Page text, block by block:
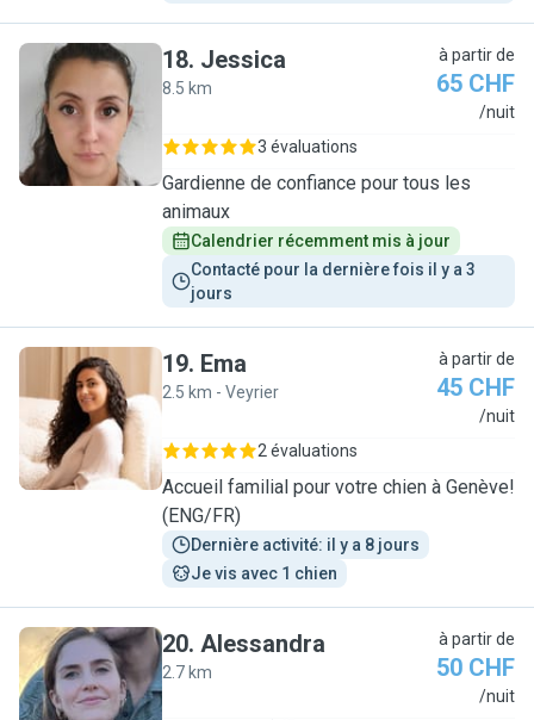
J
18. Jessica
8.5 km
à partir de
65 CHF
/nuit
3 évaluations
Gardienne de confiance pour tous les
animaux
Calendrier récemment mis à jour
Contacté pour la dernière fois il y a 3
jours
E
19. Ema
2.5 km - Veyrier
à partir de
45 CHF
/nuit
2 évaluations
Accueil familial pour votre chien à Genève!
(ENG/FR)
Dernière activité: il y a 8 jours
Je vis avec 1 chien
A
20. Alessandra
2.7 km
à partir de
50 CHF
/nuit